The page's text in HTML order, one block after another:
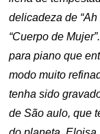
delicadeza de
“Cuerpo de
para piano que
modo muito
tenha sido
de São aulo, que